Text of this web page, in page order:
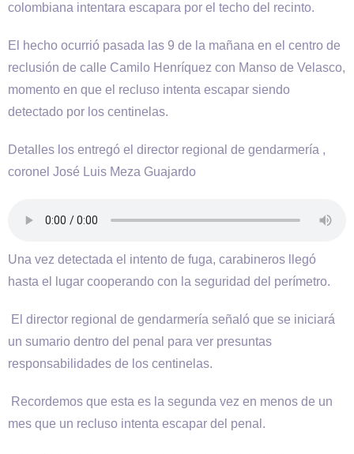
colombiana intentara escapara por el techo del recinto.
El hecho ocurrió pasada las 9 de la mañana en el centro de
reclusión de calle Camilo Henríquez con Manso de Velasco,
momento en que el recluso intenta escapar siendo
detectado por los centinelas.
Detalles los entregó el director regional de gendarmería ,
coronel José Luis Meza Guajardo
Una vez detectada el intento de fuga, carabineros llegó
hasta el lugar cooperando con la seguridad del perímetro.
El director regional de gendarmería señaló que se iniciará
un sumario dentro del penal para ver presuntas
responsabilidades de los centinelas.
Recordemos que esta es la segunda vez en menos de un
mes que un recluso intenta escapar del penal.